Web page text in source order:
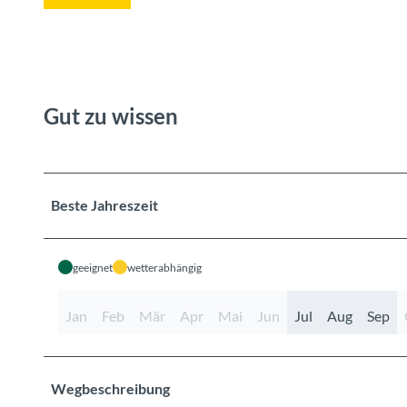
Gut zu wissen
Beste Jahreszeit
geeignet wetterabhängig
Jan Feb Mär Apr Mai Jun Jul Aug Sep
Wegbeschreibung